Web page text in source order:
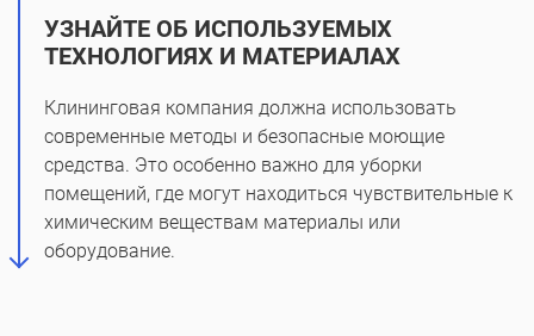
УЗНАЙТЕ ОБ ИСПОЛЬЗУЕМЫХ
ТЕХНОЛОГИЯХ И МАТЕРИАЛАХ
Клининговая компания должна использовать
современные методы и безопасные моющие
средства. Это особенно важно для уборки
помещений, где могут находиться чувствительные к
химическим веществам материалы или
оборудование.